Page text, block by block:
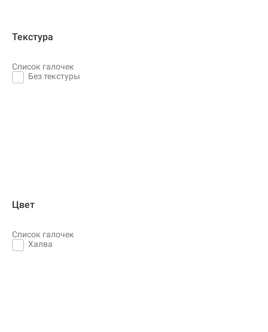
Текстура
Список галочек
Без текстуры
Цвет
Список галочек
Халва